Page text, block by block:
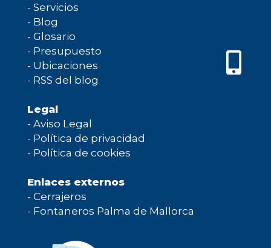
- Servicios
- Blog
- Glosario
- Presupuesto
- Ubicaciones
- RSS del blog
Legal
- Aviso Legal
- Política de privacidad
- Política de cookies
Enlaces externos
- Cerrajeros
- Fontaneros Palma de Mallorca